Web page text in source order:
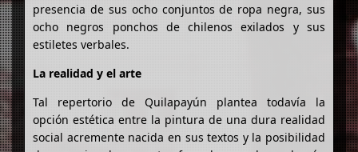
presencia de sus ocho conjuntos de ropa negra, sus
ocho negros ponchos de chilenos exilados y sus
estiletes verbales.
La realidad y el arte
Tal repertorio de Quilapayún plantea todavía la
opción estética entre la pintura de una dura realidad
social acremente nacida en sus textos y la posibilidad